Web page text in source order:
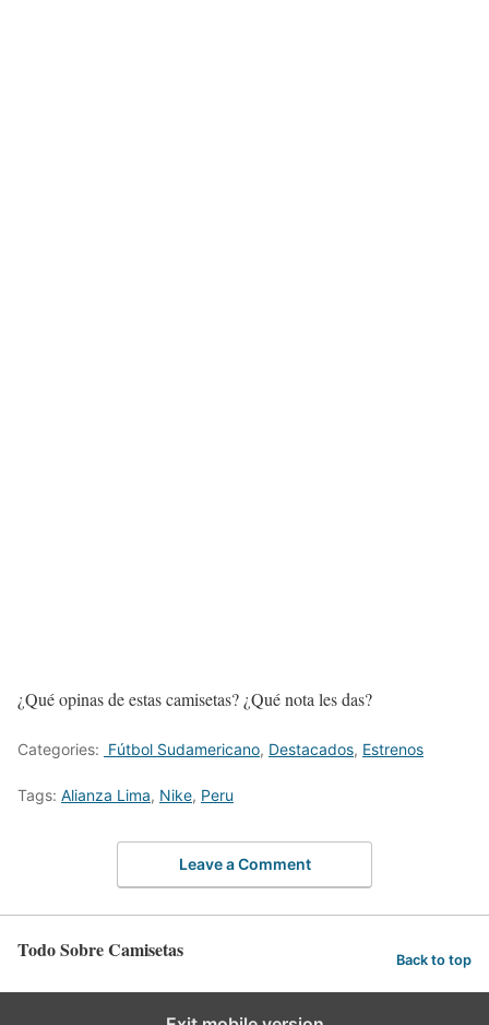
¿Qué opinas de estas camisetas? ¿Qué nota les das?
Categories: Fútbol Sudamericano, Destacados, Estrenos
Tags: Alianza Lima, Nike, Peru
Leave a Comment
Todo Sobre Camisetas Back to top